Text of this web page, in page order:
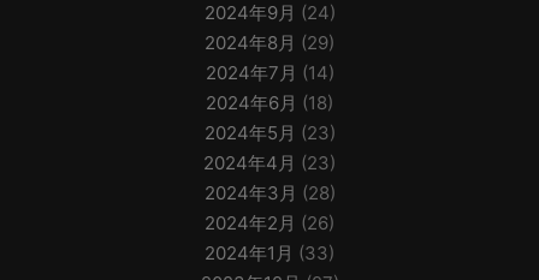
2024年9月 (24)
2024年8月 (29)
2024年7月 (14)
2024年6月 (18)
2024年5月 (23)
2024年4月 (23)
2024年3月 (28)
2024年2月 (26)
2024年1月 (33)